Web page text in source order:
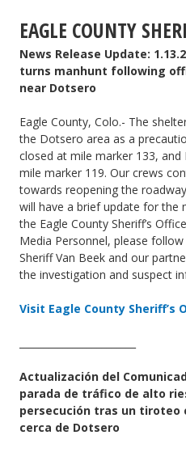
EAGLE COUNTY
News Release Update:
turns manhunt following
near Dotsero
Eagle County, Colo.- The
the Dotsero area as a
closed at mile marker 133,
mile marker 119. Our crews
towards reopening the
will have a brief update for
the Eagle County Sheriff’s
Media Personnel, please
Sheriff Van Beek and our
the investigation and suspect
Visit Eagle County Sheriff’s
Actualización del
parada de tráfico de alto
persecución tras un tiroteo
cerca de Dotsero